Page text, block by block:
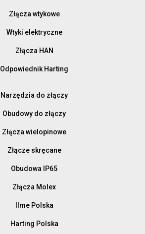
Złącza wtykowe
Wtyki elektryczne
Złącza HAN
Odpowiednik Harting
Narzędzia do złączy
Obudowy do złączy
Złącza wielopinowe
Złącze skręcane
Obudowa IP65
Złącza Molex
Ilme Polska
Harting Polska